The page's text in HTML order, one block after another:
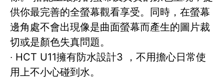
供你最完善的全螢幕觀看享受。同時，在螢幕
邊角處不會出現像是曲面螢幕而產生的圖片裁
切或是顏色失真問題。
‧ HCT U11擁有防水設計3 ，不用擔心日常使
用上不小心碰到水。